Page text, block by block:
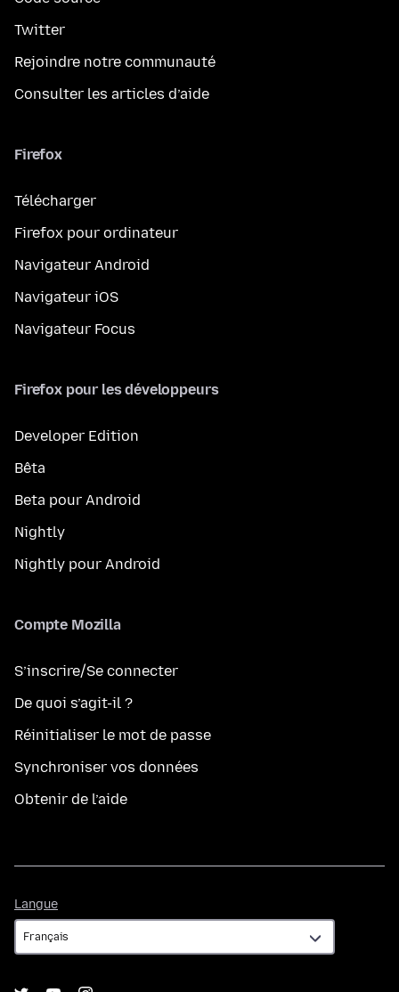
Twitter
Rejoindre notre communauté
Consulter les articles d’aide
Firefox
Télécharger
Firefox pour ordinateur
Navigateur Android
Navigateur iOS
Navigateur Focus
Firefox pour les développeurs
Developer Edition
Bêta
Beta pour Android
Nightly
Nightly pour Android
Compte Mozilla
S’inscrire/Se connecter
De quoi s’agit-il ?
Réinitialiser le mot de passe
Synchroniser vos données
Obtenir de l’aide
Langue